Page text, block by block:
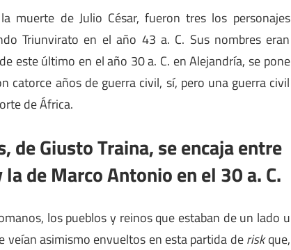
muerte de Julio César, fueron tres los personajes
Triunvirato en el año 43 a. C. Sus nombres eran
este último en el año 30 a. C. en Alejandría, se pone
catorce años de guerra civil, sí, pero una guerra civil
de África.
de Giusto Traina, se encaja entre
de Marco Antonio en el 30 a. C.
los pueblos y reinos que estaban de un lado u
asimismo envueltos en esta partida deriskque,